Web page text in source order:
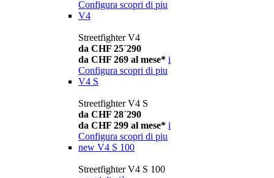
Configura scopri di piu
V4
Streetfighter V4
da CHF 25´290
da CHF 269 al mese* i
Configura scopri di piu
V4 S
Streetfighter V4 S
da CHF 28´290
da CHF 299 al mese* i
Configura scopri di piu
new V4 S 100
Streetfighter V4 S 100